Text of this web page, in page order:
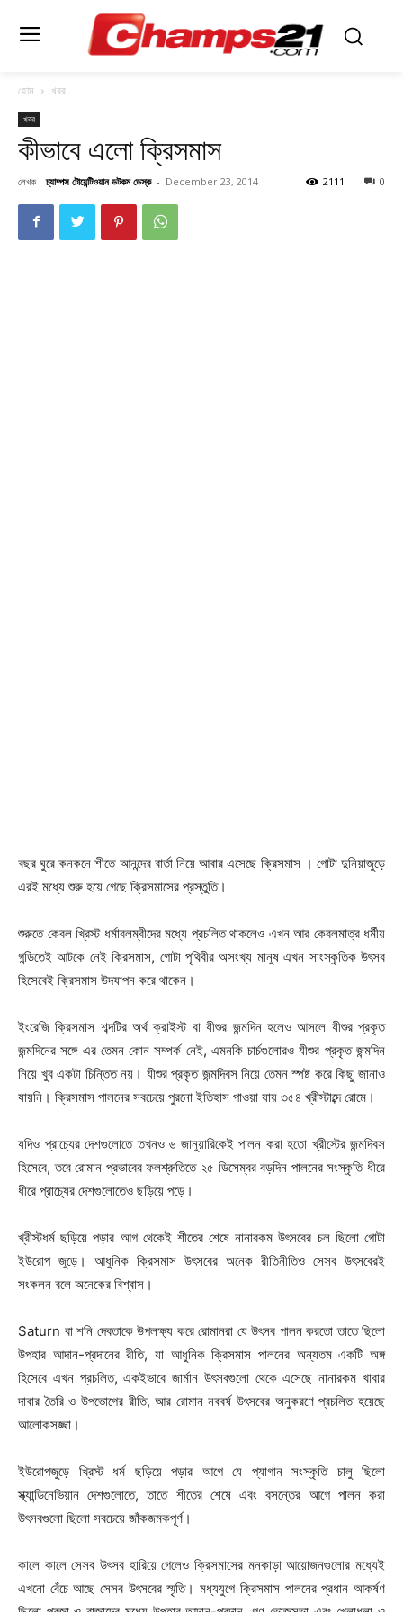
হোম খবর
খবর
কীভাবে এলো ক্রিসমাস
লেখক : চ্যাম্পস টোয়েন্টিওয়ান ডটকম ডেস্ক - December 23, 2014 0
2111
বছর ঘুরে কনকনে শীতে আনন্দের বার্তা নিয়ে আবার এসেছে ক্রিসমাস । গোটা দুনিয়াজুড়ে
এরই মধ্যে শুরু হয়ে গেছে ক্রিসমাসের প্রস্তুতি।
শুরুতে কেবল খ্রিস্ট ধর্মাবলম্বীদের মধ্যে প্রচলিত থাকলেও এখন আর কেবলমাত্র ধর্মীয়
গন্ডিতেই আটকে নেই ক্রিসমাস, গোটা পৃথিবীর অসংখ্য মানুষ এখন সাংস্কৃতিক উৎসব
হিসেবেই ক্রিসমাস উদযাপন করে থাকেন।
ইংরেজি ক্রিসমাস শব্দটির অর্থ ক্রাইস্ট বা যীশুর জন্মদিন হলেও আসলে যীশুর প্রকৃত
জন্মদিনের সঙ্গে এর তেমন কোন সম্পর্ক নেই, এমনকি চার্চগুলোরও যীশুর প্রকৃত জন্মদিন
নিয়ে খুব একটা চিন্তিত নয়। যীশুর প্রকৃত জন্মদিবস নিয়ে তেমন স্পষ্ট করে কিছু জানাও
যায়নি। ক্রিসমাস পালনের সবচেয়ে পুরনো ইতিহাস পাওয়া যায় ৩৫৪ খ্রীস্টাব্দে রোমে।
যদিও প্রাচ্যের দেশগুলোতে তখনও ৬ জানুয়ারিকেই পালন করা হতো খ্রীস্টের জন্মদিবস
হিসেবে, তবে রোমান প্রভাবের ফলশ্রুতিতে ২৫ ডিসেম্বর বড়দিন পালনের সংস্কৃতি ধীরে
ধীরে প্রাচ্যের দেশগুলোতেও ছড়িয়ে পড়ে।
খ্রীস্টধর্ম ছড়িয়ে পড়ার আগ থেকেই শীতের শেষে নানারকম উৎসবের চল ছিলো গোটা
ইউরোপ জুড়ে। আধুনিক ক্রিসমাস উৎসবের অনেক রীতিনীতিও সেসব উৎসবেরই
সংকলন বলে অনেকের বিশ্বাস।
Saturn বা শনি দেবতাকে উপলক্ষ্য করে রোমানরা যে উৎসব পালন করতো তাতে ছিলো
উপহার আদান-প্রদানের রীতি, যা আধুনিক ক্রিসমাস পালনের অন্যতম একটি অঙ্গ
হিসেবে এখন প্রচলিত, একইভাবে জার্মান উৎসবগুলো থেকে এসেছে নানারকম খাবার
দাবার তৈরি ও উপভোগের রীতি, আর রোমান নববর্ষ উৎসবের অনুকরণে প্রচলিত হয়েছে
আলোকসজ্জা।
ইউরোপজুড়ে খ্রিস্ট ধর্ম ছড়িয়ে পড়ার আগে যে প্যাগান সংস্কৃতি চালু ছিলো
স্ক্যান্ডিনেভিয়ান দেশগুলোতে, তাতে শীতের শেষে এবং বসন্তের আগে পালন করা
উৎসবগুলো ছিলো সবচেয়ে জাঁকজমকপূর্ণ।
কালে কালে সেসব উৎসব হারিয়ে গেলেও ক্রিসমাসের মনকাড়া আয়োজনগুলোর মধ্যেই
এখনো বেঁচে আছে সেসব উৎসবের স্মৃতি। মধ্যযুগে ক্রিসমাস পালনের প্রধান আকর্ষণ